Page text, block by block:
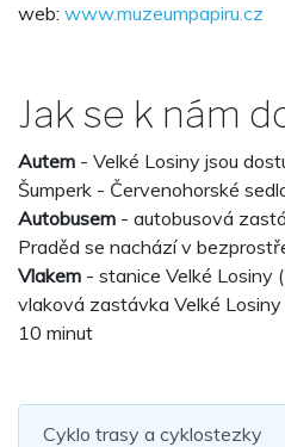
web: www.muzeumpapiru.cz
Jak se k nám
Autem - Velké Losiny jsou
Šumperk - Červenohorské
Autobusem - autobusová
Praděd se nachází v
Vlakem - stanice Velké Losiny
vlaková zastávka Velké
10 minut
Cyklo trasy a cyklostezky